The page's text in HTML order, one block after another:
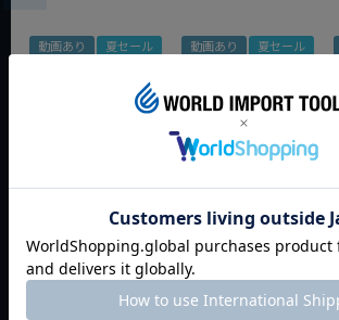
動画あり 夏セール 動画あり 夏セール
¥3,465 税込
カートに入れる
今週のおすすめアイテム